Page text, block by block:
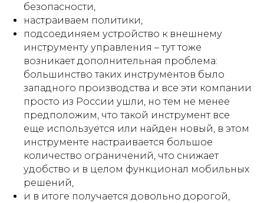
безопасности,
настраиваем политики,
подсоединяем устройство к внешнему
инструменту управления – тут тоже
возникает дополнительная проблема:
большинство таких инструментов было
западного производства и все эти компании
просто из России ушли, но тем не менее
предположим, что такой инструмент все
еще используется или найден новый, в этом
инструменте настраивается большое
количество ограничений, что снижает
удобство и в целом функционал мобильных
решений,
и в итоге получается довольно дорогой,